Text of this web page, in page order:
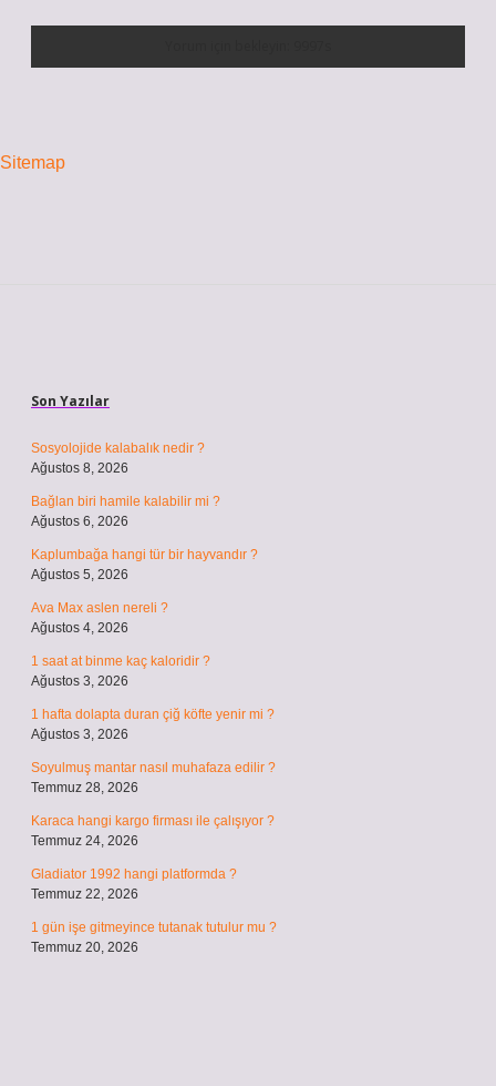
Sitemap
Son Yazılar
Sosyolojide kalabalık nedir ?
Ağustos 8, 2026
Bağlan biri hamile kalabilir mi ?
Ağustos 6, 2026
Kaplumbağa hangi tür bir hayvandır ?
Ağustos 5, 2026
Ava Max aslen nereli ?
Ağustos 4, 2026
1 saat at binme kaç kaloridir ?
Ağustos 3, 2026
1 hafta dolapta duran çiğ köfte yenir mi ?
Ağustos 3, 2026
Soyulmuş mantar nasıl muhafaza edilir ?
Temmuz 28, 2026
Karaca hangi kargo firması ile çalışıyor ?
Temmuz 24, 2026
Gladiator 1992 hangi platformda ?
Temmuz 22, 2026
1 gün işe gitmeyince tutanak tutulur mu ?
Temmuz 20, 2026